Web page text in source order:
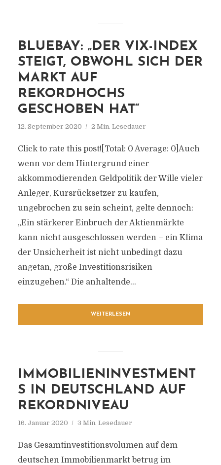
BLUEBAY: „DER VIX-INDEX
STEIGT, OBWOHL SICH DER
MARKT AUF
REKORDHOCHS
GESCHOBEN HAT“
12. September 2020 2 Min. Lesedauer
Click to rate this post![Total: 0 Average: 0]Auch
wenn vor dem Hintergrund einer
akkommodierenden Geldpolitik der Wille vieler
Anleger, Kursrücksetzer zu kaufen,
ungebrochen zu sein scheint, gelte dennoch:
„Ein stärkerer Einbruch der Aktienmärkte
kann nicht ausgeschlossen werden – ein Klima
der Unsicherheit ist nicht unbedingt dazu
angetan, große Investitionsrisiken
einzugehen.“ Die anhaltende...
WEITERLESEN
IMMOBILIENINVESTMENT
S IN DEUTSCHLAND AUF
REKORDNIVEAU
16. Januar 2020 3 Min. Lesedauer
Das Gesamtinvestitionsvolumen auf dem
deutschen Immobilienmarkt betrug im